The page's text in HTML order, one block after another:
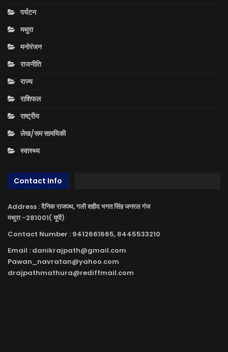
पर्यटन
मथुरा
मनोरंजन
राजनीति
राज्य
राशिफल
राष्ट्रीय
लेख/सम सामयिकी
स्वास्थ्य
Contact Info
Address : दैनिक राजपथ, गली शहीद भगत सिंह जनरल गंज
मथुरा -281001( यूपी)
Contact Number : 9412661665, 8445533210
Email : danikrajpath@gmail.com
Pawan_navratan@yahoo.com
drajpathmathura@rediffmail.com